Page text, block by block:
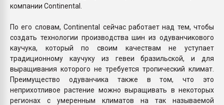
компании Continental.
По его словам, Continental сейчас работает над тем, чтобы
создать технологии производства шин из одуванчикового
каучука, который по своим качествам не уступает
традиционному каучуку из гевеи бразильской, и для
выращивания которого не требуется тропический климат.
Преимущество одуванчика также в том, что это
неприхотливое растение можно выращивать в некоторых
регионах с умеренным климатов на так называемой